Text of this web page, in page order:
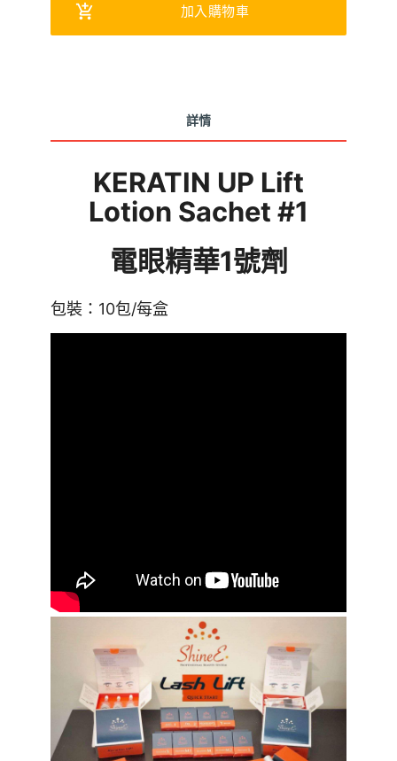
add_shopping_cart 加入購物車
詳情
KERATIN UP Lift
Lotion Sachet #1
電眼精華1號劑
包裝：10包/每盒